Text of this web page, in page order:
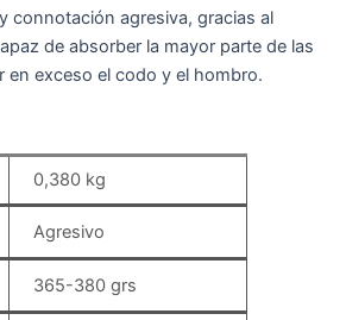
connotación agresiva, gracias al
de absorber la mayor parte de las
en exceso el codo y el hombro.
0,380 kg
Agresivo
365-380 grs